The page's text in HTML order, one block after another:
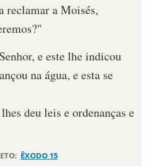
reclamar a Moisés,
e este lhe indicou
na água, e esta se
deu leis e orde­nanças e
ÊXODO 15